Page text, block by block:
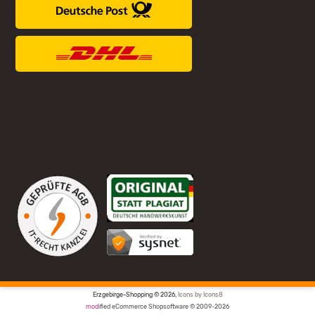
Erzgebirge-Shopping © 2026, Icons by Icons8
modified eCommerce Shopsoftware © 2009-2026